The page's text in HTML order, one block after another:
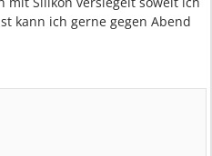
kann ich gerne gegen Abend